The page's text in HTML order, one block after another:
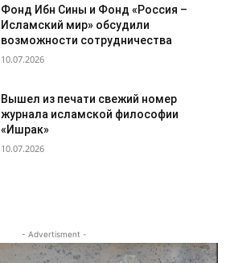
Фонд Ибн Сины и Фонд «Россия –
Исламский мир» обсудили
возможности сотрудничества
10.07.2026
Вышел из печати свежий номер
журнала исламской философии
«Ишрак»
10.07.2026
- Advertisment -